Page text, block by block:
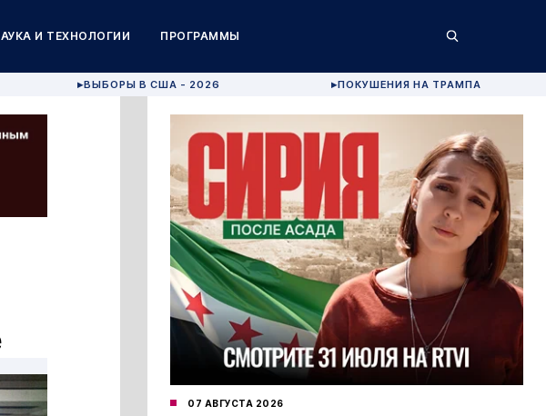
И ТЕХНОЛОГИИ ПРОГРАММЫ
▶ВЫБОРЫ В США - 2026 ▶ПОКУШЕНИЯ НА ТРАМПА
07 АВГУСТА 2026